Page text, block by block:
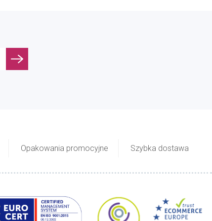
Opakowania promocyjne Szybka dostawa